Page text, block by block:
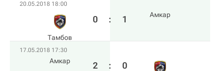
20.05.2018 18:00
Тамбов
0 : 1 Амкар
17.05.2018 17:30
Амкар 2 : 0